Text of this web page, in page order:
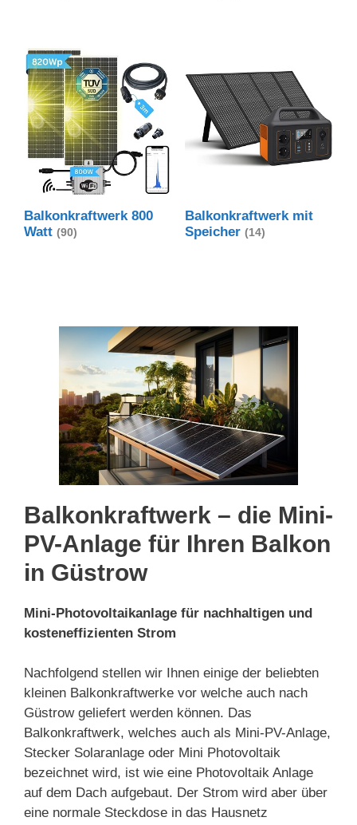
Balkonkraftwerk 800
Watt (90)
Balkonkraftwerk mit
Speicher (14)
Balkonkraftwerk – die Mini-
PV-Anlage für Ihren Balkon
in Güstrow
Mini-Photovoltaikanlage für nachhaltigen und
kosteneffizienten Strom
Nachfolgend stellen wir Ihnen einige der beliebten
kleinen Balkonkraftwerke vor welche auch nach
Güstrow geliefert werden können. Das
Balkonkraftwerk, welches auch als Mini-PV-Anlage,
Stecker Solaranlage oder Mini Photovoltaik
bezeichnet wird, ist wie eine Photovoltaik Anlage
auf dem Dach aufgebaut. Der Strom wird aber über
eine normale Steckdose in das Hausnetz